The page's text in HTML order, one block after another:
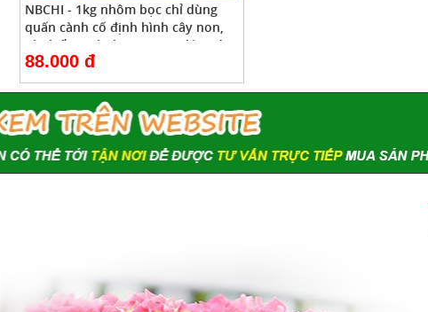
NBCHI - 1kg nhôm bọc chỉ dùng
quấn cành cố định hình cây non,
cây kiểng, cây bonsai tạo dáng đẹp
theo ý muốn
88.000 đ